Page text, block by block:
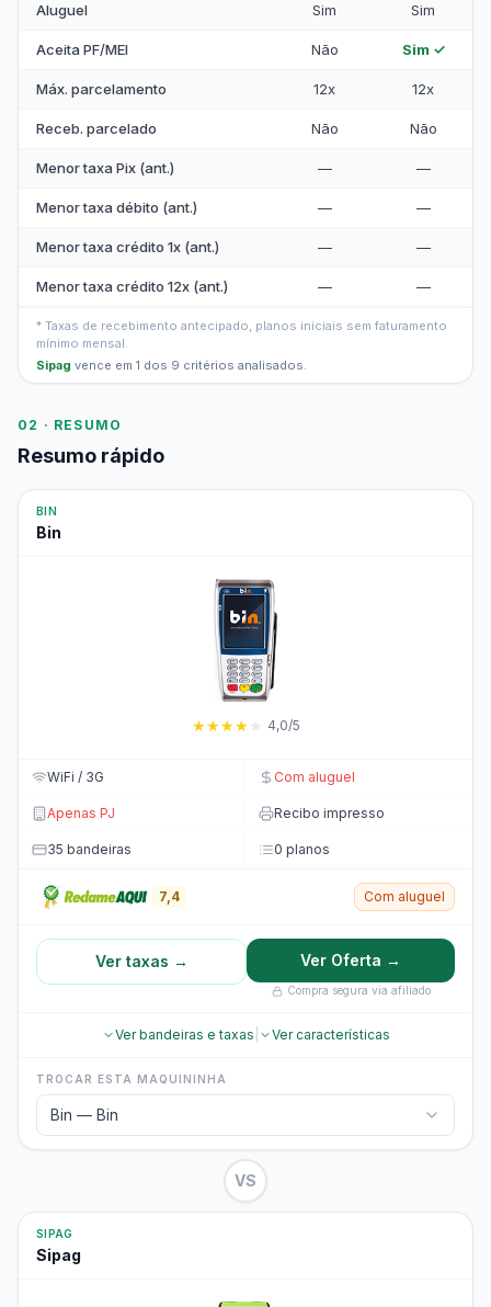
Aluguel Sim Sim
Aceita PF/MEI Não Sim ✓
Máx. parcelamento 12x 12x
Receb. parcelado Não Não
Menor taxa Pix (ant.) — —
Menor taxa débito (ant.) — —
Menor taxa crédito 1x (ant.) — —
Menor taxa crédito 12x (ant.) — —
* Taxas de recebimento antecipado, planos iniciais sem faturamento
mínimo mensal.
Sipag vence em 1 dos 9 critérios analisados.
02 · RESUMO
Resumo rápido
BIN
Bin
★★★★ ★ 4,0/5
WiFi / 3G Com aluguel
Apenas PJ Recibo impresso
35 bandeiras 0 planos
7,4 Com aluguel
Ver taxas → Ver Oferta →
Compra segura via afiliado
Ver bandeiras e taxas Ver características
TROCAR ESTA MAQUININHA
Bin — Bin
VS
SIPAG
Sipag